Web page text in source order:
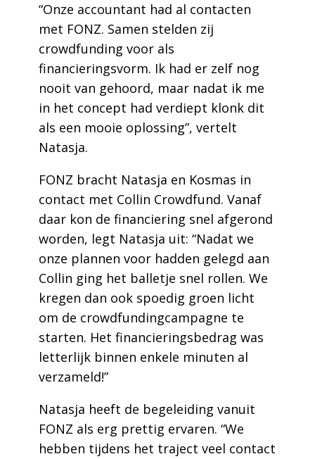
“Onze accountant had al contacten
met FONZ. Samen stelden zij
crowdfunding voor als
financieringsvorm. Ik had er zelf nog
nooit van gehoord, maar nadat ik me
in het concept had verdiept klonk dit
als een mooie oplossing”, vertelt
Natasja.
FONZ bracht Natasja en Kosmas in
contact met Collin Crowdfund. Vanaf
daar kon de financiering snel afgerond
worden, legt Natasja uit: “Nadat we
onze plannen voor hadden gelegd aan
Collin ging het balletje snel rollen. We
kregen dan ook spoedig groen licht
om de crowdfundingcampagne te
starten. Het financieringsbedrag was
letterlijk binnen enkele minuten al
verzameld!”
Natasja heeft de begeleiding vanuit
FONZ als erg prettig ervaren. “We
hebben tijdens het traject veel contact